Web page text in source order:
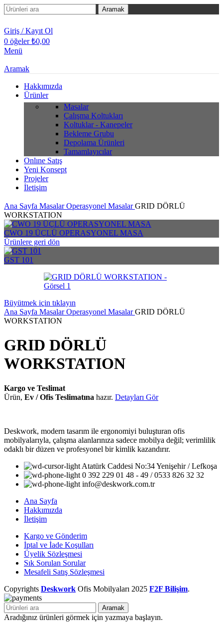
Aramak
Giriş / Kayıt Ol
0 öğeler ₺0,00
Menü
Aramak
Hakkımızda
Ürünler
Masalar
Çalışma Koltukları
Koltuklar - Kanepeler
Bekleme Grubu
Depolama Ürünleri
Tamamlayıcılar
Onlıne Satış
Yeni Konsept
Projeler
İletişim
Ana Sayfa MasalarOperasyonel MasalarGRID DÖRLÜ
WORKSTATION
CWO 19 ÜÇLÜ OPERASYONEL MASA
Ürünlere geri dön
GST 101
Büyütmek için tıklayın
Ana Sayfa MasalarOperasyonel MasalarGRID DÖRLÜ
WORKSTATION
GRID DÖRLÜ
WORKSTATION
Kargo ve Teslimat
Ürün, Ev / Ofis Teslimatına hazır. Detayları Gör
Deskwork, modern tasarım ile ergonomiyi buluşturan ofis
mobilyalarıyla, çalışma alanlarınıza sadece mobilya değil; verimlilik
odaklı bir düzen ve profesyonel bir kimlik kazandırır.
Atatürk Caddesi No:34 Yenişehir / Lefkoşa
0 392 229 01 48 - 49 / 0533 826 32 32
info@deskwork.com.tr
Ana Sayfa
Hakkımızda
İletişim
Kargo ve Gönderim
İptal ve İade Koşulları
Üyelik Sözleşmesi
Sık Sorulan Sorular
Mesafeli Satış Sözleşmesi
Copyrights Deskwork Ofis Mobilyaları 2025 F2F Bilişim.
Aramak
Aradığınız ürünleri görmek için yazmaya başlayın.